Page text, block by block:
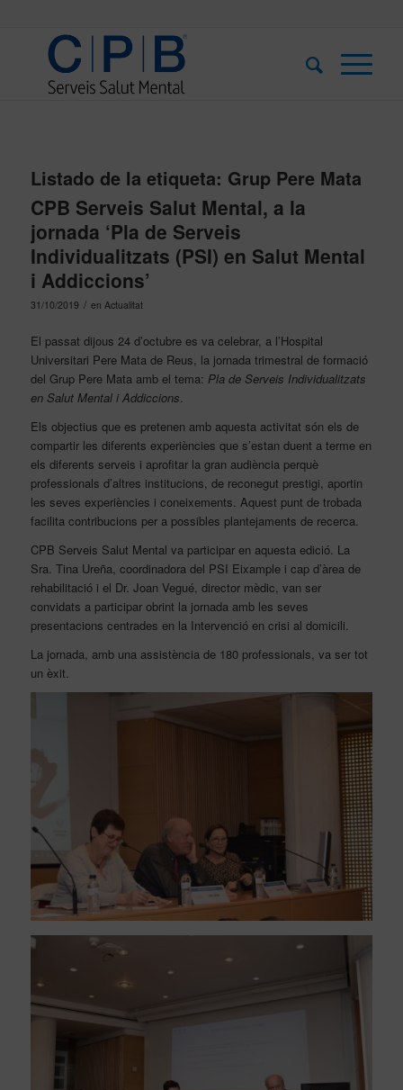
Listado de la etiqueta: Grup Pere Mata
CPB Serveis Salut Mental, a la
jornada ‘Pla de Serveis
Individualitzats (PSI) en Salut Mental
i Addiccions’
31/10/2019 / en Actualitat
El passat dijous 24 d’octubre es va celebrar, a l’Hospital
Universitari Pere Mata de Reus, la jornada trimestral de formació
del Grup Pere Mata amb el tema: Pla de Serveis Individualitzats
en Salut Mental i Addiccions.
Els objectius que es pretenen amb aquesta activitat són els de
compartir les diferents experiències que s’estan duent a terme en
els diferents serveis i aprofitar la gran audiència perquè
professionals d’altres institucions, de reconegut prestigi, aportin
les seves experiències i coneixements. Aquest punt de trobada
facilita contribucions per a possibles plantejaments de recerca.
CPB Serveis Salut Mental va participar en aquesta edició. La
Sra. Tina Ureña, coordinadora del PSI Eixample i cap d’àrea de
rehabilitació i el Dr. Joan Vegué, director mèdic, van ser
convidats a participar obrint la jornada amb les seves
presentacions centrades en la Intervenció en crisi al domicili.
La jornada, amb una assistència de 180 professionals, va ser tot
un èxit.